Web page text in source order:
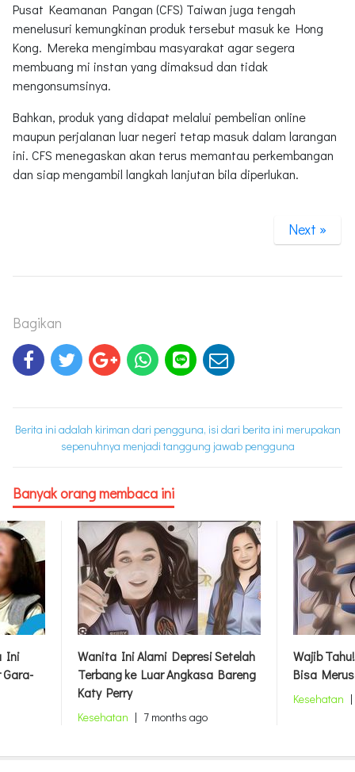
Pusat Keamanan Pangan (CFS) Taiwan juga tengah
menelusuri kemungkinan produk tersebut masuk ke Hong
Kong. Mereka mengimbau masyarakat agar segera
membuang mi instan yang dimaksud dan tidak
mengonsumsinya.
Bahkan, produk yang didapat melalui pembelian online
maupun perjalanan luar negeri tetap masuk dalam larangan
ini. CFS menegaskan akan terus memantau perkembangan
dan siap mengambil langkah lanjutan bila diperlukan.
Next »
Bagikan
Berita ini adalah kiriman dari pengguna, isi dari berita ini merupakan
sepenuhnya menjadi tanggung jawab pengguna
Banyak orang membaca ini
Ini
Gara-
Wanita Ini Alami Depresi Setelah
Terbang ke Luar Angkasa Bareng
Katy Perry
Kesehatan | 7 months ago
Wajib
Bisa
Kesehatan |